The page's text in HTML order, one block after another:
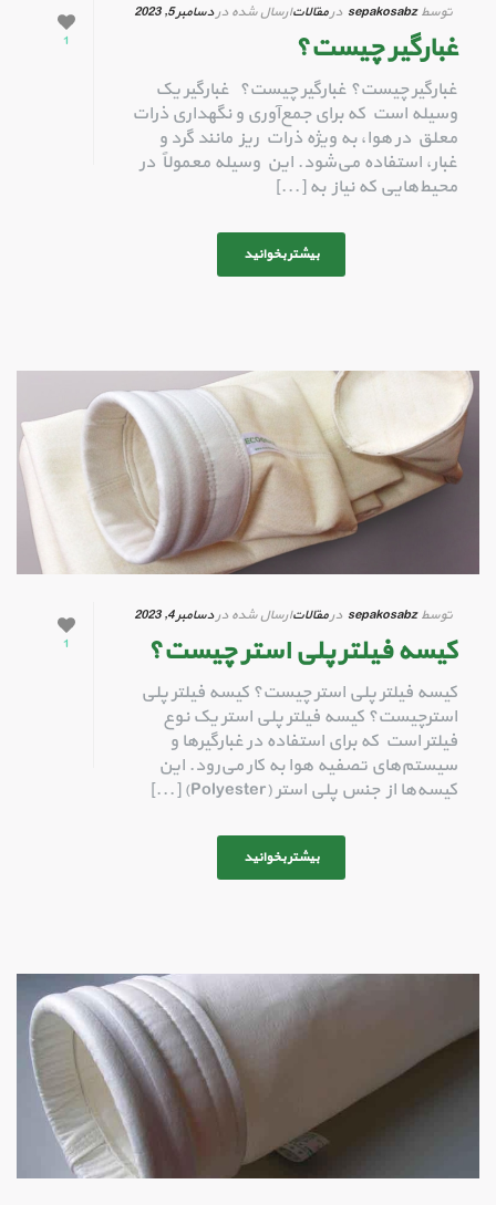
1
توسطsepakosabz درمقالاتارسال شده دردسامبر 5, 2023
غبارگیر چیست؟
غبارگیر چیست؟ غبارگیر چیست؟ غبارگیر یک
وسیله است که برای جمع‌آوری و نگهداری ذرات
معلق در هوا، به ویژه ذرات ریز مانند گرد و
غبار، استفاده می‌شود. این وسیله معمولاً در
محیط‌هایی که نیاز به [...]
بیشتر بخوانید
1
توسطsepakosabz درمقالاتارسال شده دردسامبر 4, 2023
کیسه فیلتر پلی استر چیست؟
کیسه فیلتر پلی استر چیست؟ کیسه فیلتر پلی
استر‌چیست؟ کیسه فیلتر پلی استر یک نوع
فیلتر است که برای استفاده در غبارگیرها و
سیستم‌های تصفیه هوا به کار می‌رود. این
کیسه‌ها از جنس پلی استر (Polyester) [...]
بیشتر بخوانید